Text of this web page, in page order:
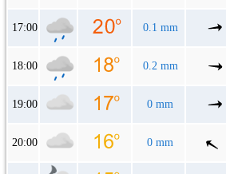
17:00 0.1 mm
18:00 0.2 mm
19:00 0 mm
20:00 0 mm